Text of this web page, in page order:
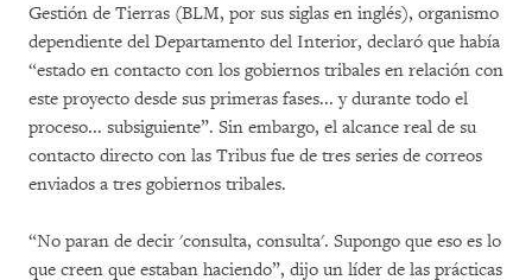
Gestión de Tierras (BLM, por sus siglas en inglés), organismo
dependiente del Departamento del Interior, declaró que había
“estado en contacto con los gobiernos tribales en relación con
este proyecto desde sus primeras fases... y durante todo el
proceso... subsiguiente”. Sin embargo, el alcance real de su
contacto directo con las Tribus fue de tres series de correos
enviados a tres gobiernos tribales.
“No paran de decir 'consulta, consulta'. Supongo que eso es lo
que creen que estaban haciendo”, dijo un líder de las prácticas